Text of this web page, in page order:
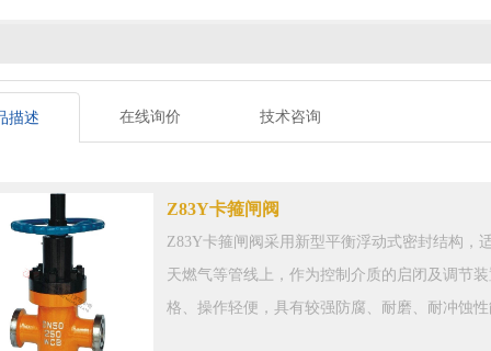
描述 在线询价 技术咨询
Z83Y卡箍闸阀
Z83Y卡箍闸阀采用新型平衡浮动式密封结构，
天燃气等管线上，作为控制介质的启闭及调节
格、操作轻便，具有较强防腐、耐磨、耐冲蚀